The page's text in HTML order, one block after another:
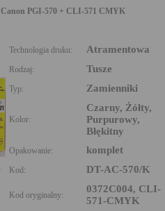
Canon PGI-570 + CLI-571 CMYK
Technologia druku: Atramentowa
Rodzaj: Tusze
Typ: Zamienniki
Kolor:
Czarny, Żółty,
Purpurowy,
Błękitny
Opakowanie: komplet
Kod: DT-AC-570/K
Kod oryginalny:
0372C004, CLI-
571-CMYK